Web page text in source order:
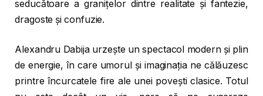
seducătoare a granițelor dintre realitate și fantezie,
dragoste și confuzie.
Alexandru Dabija urzește un spectacol modern și plin
de energie, în care umorul și imaginația ne călăuzesc
printre încurcatele fire ale unei povești clasice. Totul